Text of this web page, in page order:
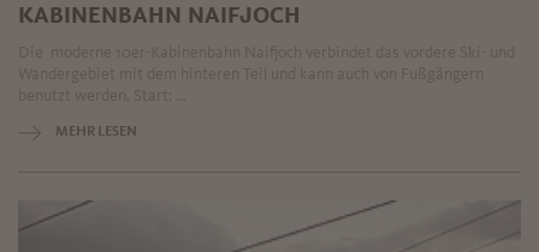
KABINENBAHN NAIFJOCH
MEHR LESEN